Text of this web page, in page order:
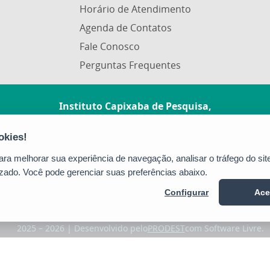
Horário de Atendimento
Agenda de Contatos
Fale Conosco
Perguntas Frequentes
Instituto Capixaba de Pesquisa,
CEP: 29052-010 - Vitória / ES
Tel.: (27) 3940-0210
2025 – 2026 | Desenvolvido peloPRODESTcom Software Livre.
melhorar sua experiência de navegação, analisar o tráfego do
Você pode gerenciar suas preferências abaixo.
Configurar